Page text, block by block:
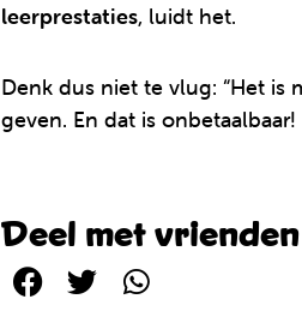
leerprestaties, luidt het.
Denk dus niet te vlug: “Het is
geven. En dat is onbetaalbaar!
Deel met vrienden